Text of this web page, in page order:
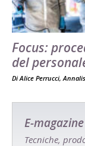
Focus:
del
Di Alice Perrucci,
E-magazine
Tecniche,